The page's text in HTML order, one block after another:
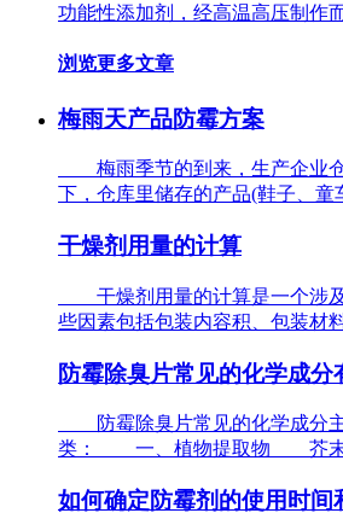
功能性添加剂，经高温高压制作
浏览更多文章
梅雨天产品防霉方案
梅雨季节的到来，生产企业
下，仓库里储存的产品(鞋子、童
干燥剂用量的计算
干燥剂用量的计算是一个涉
些因素包括包装内容积、包装材
防霉除臭片常见的化学成分
防霉除臭片常见的化学成分
类： 一、植物提取物 芥末
如何确定防霉剂的使用时间